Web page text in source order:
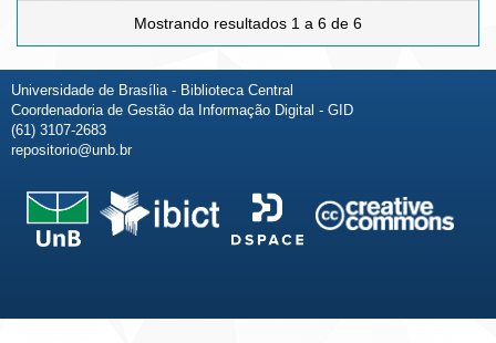
Mostrando resultados 1 a 6 de 6
Universidade de Brasília - Biblioteca Central
Coordenadoria de Gestão da Informação Digital - GID
(61) 3107-2683
repositorio@unb.br